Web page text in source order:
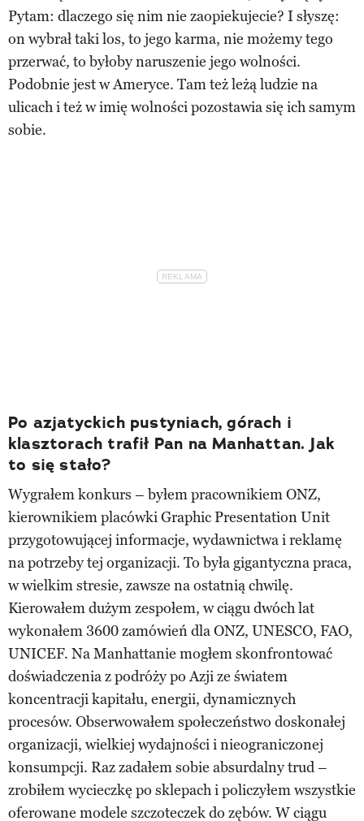
Pytam: dlaczego się nim nie zaopiekujecie? I słyszę:
on wybrał taki los, to jego karma, nie możemy tego
przerwać, to byłoby naruszenie jego wolności.
Podobnie jest w Ameryce. Tam też leżą ludzie na
ulicach i też w imię wolności pozostawia się ich samym
sobie.
Po azjatyckich pustyniach, górach i
klasztorach trafił Pan na Manhattan. Jak
to się stało?
Wygrałem konkurs – byłem pracownikiem ONZ,
kierownikiem placówki Graphic Presentation Unit
przygotowującej informacje, wydawnictwa i reklamę
na potrzeby tej organizacji. To była gigantyczna praca,
w wielkim stresie, zawsze na ostatnią chwilę.
Kierowałem dużym zespołem, w ciągu dwóch lat
wykonałem 3600 zamówień dla ONZ, UNESCO, FAO,
UNICEF. Na Manhattanie mogłem skonfrontować
doświadczenia z podróży po Azji ze światem
koncentracji kapitału, energii, dynamicznych
procesów. Obserwowałem społeczeństwo doskonałej
organizacji, wielkiej wydajności i nieograniczonej
konsumpcji. Raz zadałem sobie absurdalny trud –
zrobiłem wycieczkę po sklepach i policzyłem wszystkie
oferowane modele szczoteczek do zębów. W ciągu